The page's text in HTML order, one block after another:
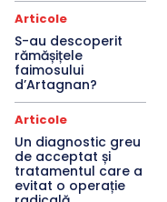
Articole
S-au descoperit
rămășițele
faimosului
d’Artagnan?
Articole
Un diagnostic greu
de acceptat și
tratamentul care a
evitat o operație